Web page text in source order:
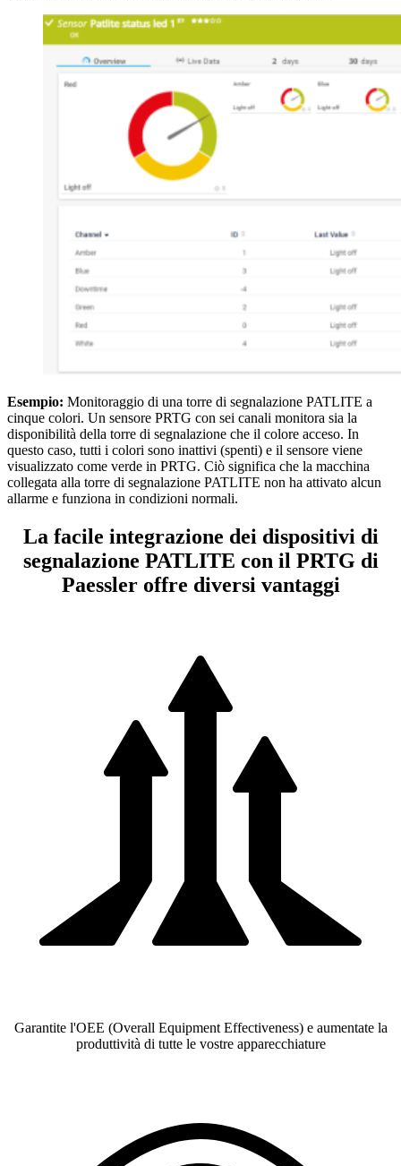
Esempio: Monitoraggio di una torre di segnalazione PATLITE a
cinque colori. Un sensore PRTG con sei canali monitora sia la
disponibilità della torre di segnalazione che il colore acceso. In
questo caso, tutti i colori sono inattivi (spenti) e il sensore viene
visualizzato come verde in PRTG. Ciò significa che la macchina
collegata alla torre di segnalazione PATLITE non ha attivato alcun
allarme e funziona in condizioni normali.
La facile integrazione dei dispositivi di
segnalazione PATLITE con il PRTG di
Paessler offre diversi vantaggi
Garantite l'OEE (Overall Equipment Effectiveness) e aumentate la
produttività di tutte le vostre apparecchiature